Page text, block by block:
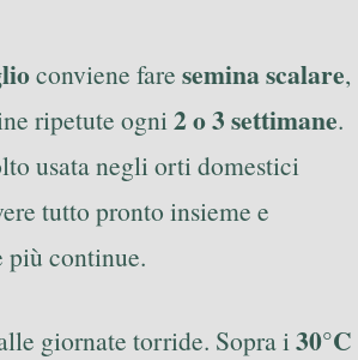
conviene fare semina scalare,
ripetute ogni 2 o 3 settimane.
usata negli orti domestici
tutto pronto insieme e
più continue.
giornate torride. Sopra i30°C